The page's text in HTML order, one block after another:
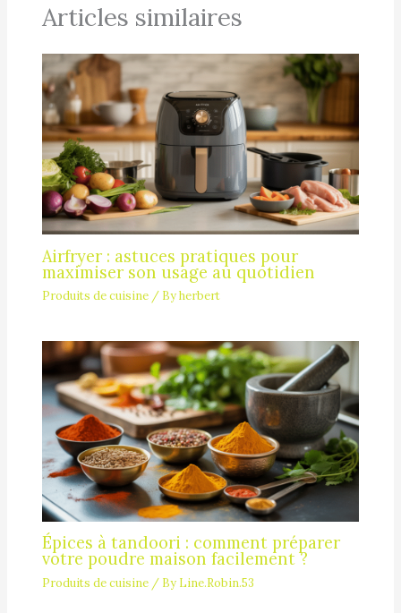
Articles similaires
Airfryer : astuces pratiques pour
maximiser son usage au quotidien
Produits de cuisine / Byherbert
Épices à tandoori : comment préparer
votre poudre maison facilement ?
Produits de cuisine / By Line.Robin.53